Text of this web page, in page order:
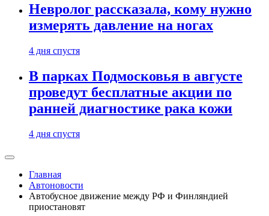
Невролог рассказала, кому нужно
измерять давление на ногах
4 дня спустя
В парках Подмосковья в августе
проведут бесплатные акции по
ранней диагностике рака кожи
4 дня спустя
Главная
Автоновости
Автобусное движение между РФ и Финляндией
приостановят